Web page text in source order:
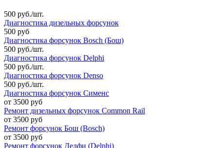
500 руб./шт.
Диагностика дизельных форсунок
500 руб
Диагностика форсунок Bosch (Бош)
500 руб./шт.
Диагностика форсунок Delphi
500 руб./шт.
Диагностика форсунок Denso
500 руб./шт.
Диагностика форсунок Сименс
от 3500 руб
Ремонт дизельных форсунок Common Rail
от 3500 руб
Ремонт форсунок Бош (Bosch)
от 3500 руб
Ремонт форсунок Делфи (Delphi)